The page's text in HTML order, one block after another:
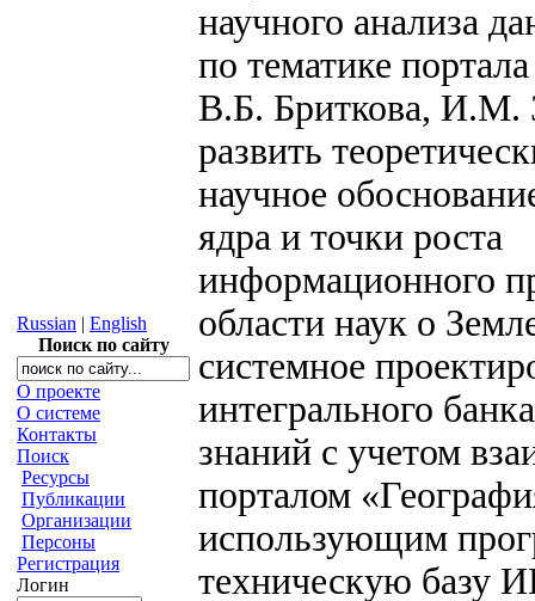
Russian | English
Поиск по сайту
О проекте
О системе
Контакты
Поиск
Ресурсы
Публикации
Организации
Персоны
Регистрация
Логин
научного анализа
по тематике
В.Б. Бриткова, И.М.
развить
научное
ядра и точки роста
информационного
области наук о
системное
интегрального
знаний с учетом
порталом
использующим
техническую базу